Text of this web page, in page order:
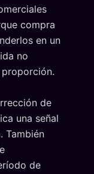
compra
en un
no
proporción.
de
una señal
También
de